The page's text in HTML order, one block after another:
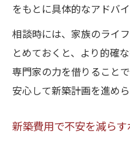
をもとに具体的なアドバ
相談時には、家族のライ
とめておくと、より的確
専門家の力を借りること
安心して新築計画を進め
新築費用で不安を減ら